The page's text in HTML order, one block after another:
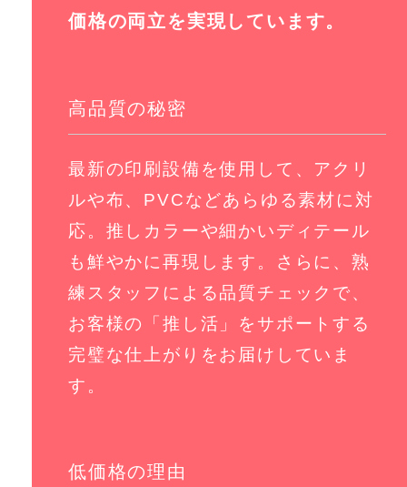
価格の両立を実現しています。
高品質の秘密
最新の印刷設備を使用して、アクリ
ルや布、PVCなどあらゆる素材に対
応。推しカラーや細かいディテール
も鮮やかに再現します。さらに、熟
練スタッフによる品質チェックで、
お客様の「推し活」をサポートする
完璧な仕上がりをお届けしていま
す。
低価格の理由